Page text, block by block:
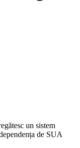
un sistem
de SUA